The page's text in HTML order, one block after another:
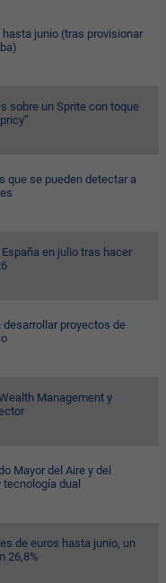
junio (tras provisionar
sobre un Sprite con toque
que se pueden detectar a
en julio tras hacer
proyectos de
Management y
Mayor del Aire y del
dual
de euros hasta junio, un
26,8%